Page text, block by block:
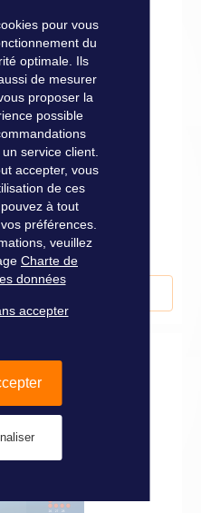
pour vous
du
optimale. Ils
de mesurer
proposer la
possible
service client.
accepter, vous
de ces
à tout
préférences.
veuillez
Charte de
données
accepter